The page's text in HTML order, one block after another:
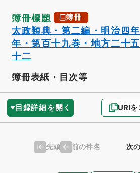
簿冊標題 簿冊
太政類典・第二編・明治四
年・第百十九巻・地方二十
十二
簿冊表紙・目次等
目録詳細を開く URI
先頭 前の件名 次